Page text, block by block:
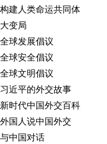
构建人类命运共同体
大变局
全球发展倡议
全球安全倡议
全球文明倡议
习近平的外交故事
新时代中国外交百科
外国人说中国外交
与中国对话